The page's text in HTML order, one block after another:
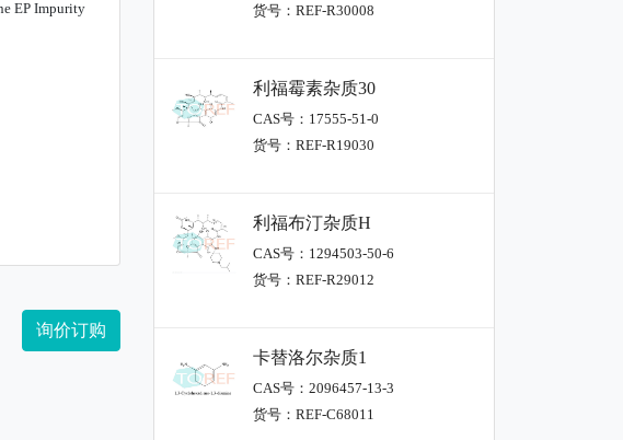
EP Impurity
询价订购
货号：REF-R30008
利福霉素杂质30
CAS号：17555-51-0
货号：REF-R19030
利福布汀杂质H
CAS号：1294503-50-6
货号：REF-R29012
卡替洛尔杂质1
CAS号：2096457-13-3
货号：REF-C68011